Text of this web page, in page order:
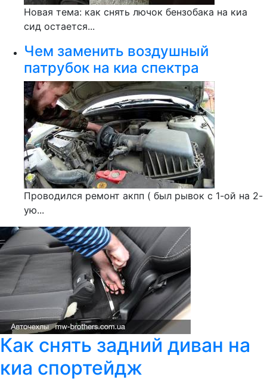
Новая тема: как снять лючок бензобака на киа
сид остается...
Чем заменить воздушный
патрубок на киа спектра
Проводился ремонт акпп ( был рывок с 1-ой на 2-
ую...
Как снять задний диван на
киа спортейдж